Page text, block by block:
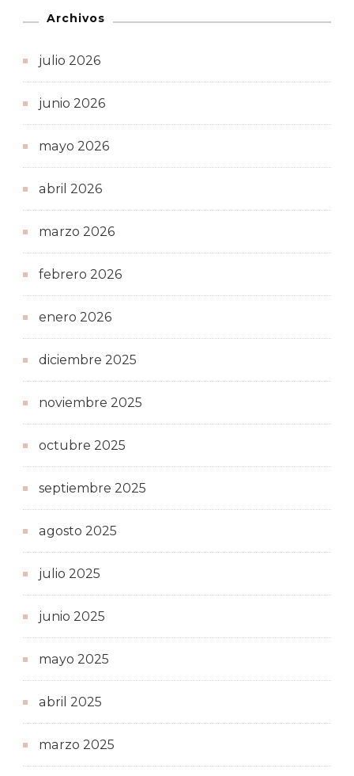
Archivos
julio 2026
junio 2026
mayo 2026
abril 2026
marzo 2026
febrero 2026
enero 2026
diciembre 2025
noviembre 2025
octubre 2025
septiembre 2025
agosto 2025
julio 2025
junio 2025
mayo 2025
abril 2025
marzo 2025